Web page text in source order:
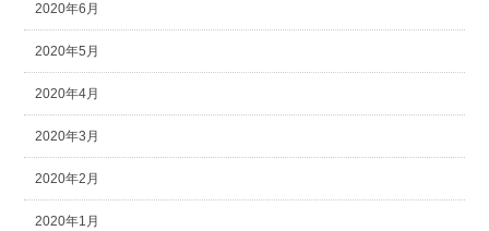
2020年6月
2020年5月
2020年4月
2020年3月
2020年2月
2020年1月